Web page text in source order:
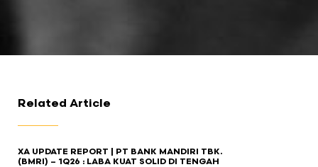
Related Article
XA UPDATE REPORT | PT BANK MANDIRI TBK.
(BMRI) – 1Q26 : LABA KUAT SOLID DI TENGAH